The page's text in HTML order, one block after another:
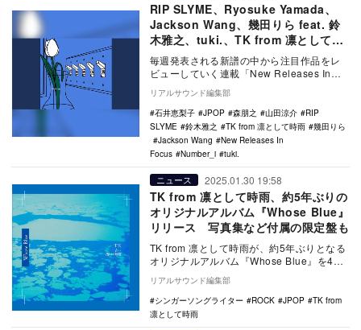
RIP SLYME、Ryosuke Yamada、
Jackson Wang、幾田りら feat. 鈴
木雅之、tuki.、TK from 凛として時
雨.…注目新譜6作をレビュー
毎週発表される新譜の中から注目作品をレ
ビューしていく連載「New Releases In
Focus」。今回はRIP SLYME…
リアルサウンド編集部
石井恵梨子
JPOP 森朋之 山田涼介
RIP
SLYME
鈴木雅之 TK from 凛として時雨
幾田りら
Jackson Wang
New Releases In
Focus
Number_i tuki.
ニュース 2025.01.30 19:58
TK from 凛として時雨、約5年ぶりの
オリジナルアルバム『Whose Blue』
リリース 写真集など付属の限定盤も
TK from 凛として時雨が、約5年ぶりとなる
オリジナルアルバム『Whose Blue』を4月
16日にリリースする。 今作…
リアルサウンド編集部
シンガーソングライター
ROCK JPOP
TK from
凛として時雨